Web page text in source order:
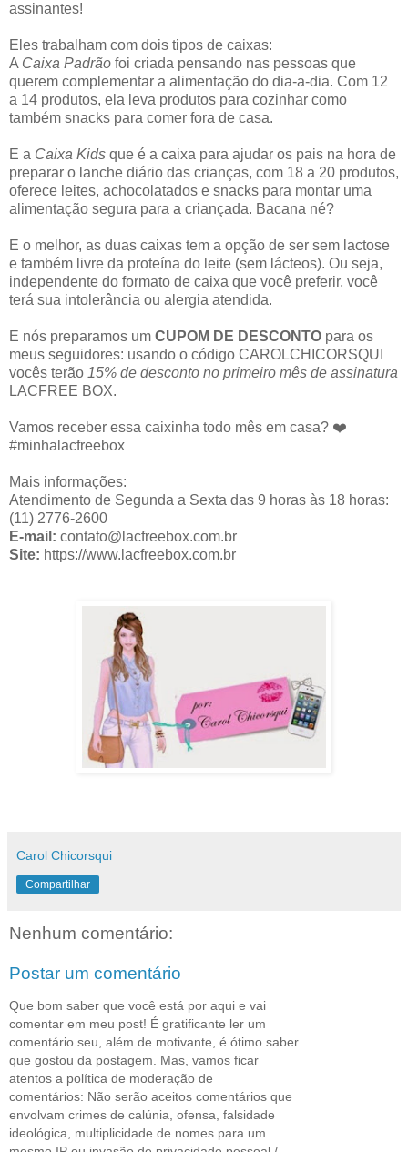
assinantes!
Eles trabalham com dois tipos de caixas:
A Caixa Padrão foi criada pensando nas pessoas que
querem complementar a alimentação do dia-a-dia. Com 12
a 14 produtos, ela leva produtos para cozinhar como
também snacks para comer fora de casa.
E a Caixa Kids que é a caixa para ajudar os pais na hora de
preparar o lanche diário das crianças, com 18 a 20 produtos,
oferece leites, achocolatados e snacks para montar uma
alimentação segura para a criançada. Bacana né?
E o melhor, as duas caixas tem a opção de ser sem lactose
e também livre da proteína do leite (sem lácteos). Ou seja,
independente do formato de caixa que você preferir, você
terá sua intolerância ou alergia atendida.
E nós preparamos um CUPOM DE DESCONTO para os
meus seguidores: usando o código CAROLCHICORSQUI
vocês terão 15% de desconto no primeiro mês de assinatura
LACFREE BOX.
Vamos receber essa caixinha todo mês em casa? ❤️
#minhalacfreebox
Mais informações:
Atendimento de Segunda a Sexta das 9 horas às 18 horas:
(11) 2776-2600
E-mail: contato@lacfreebox.com.br
Site: https://www.lacfreebox.com.br
Carol Chicorsqui
Compartilhar
Nenhum comentário:
Postar um comentário
Que bom saber que você está por aqui e vai
comentar em meu post! É gratificante ler um
comentário seu, além de motivante, é ótimo saber
que gostou da postagem. Mas, vamos ficar
atentos a política de moderação de
comentários: Não serão aceitos comentários que
envolvam crimes de calúnia, ofensa, falsidade
ideológica, multiplicidade de nomes para um